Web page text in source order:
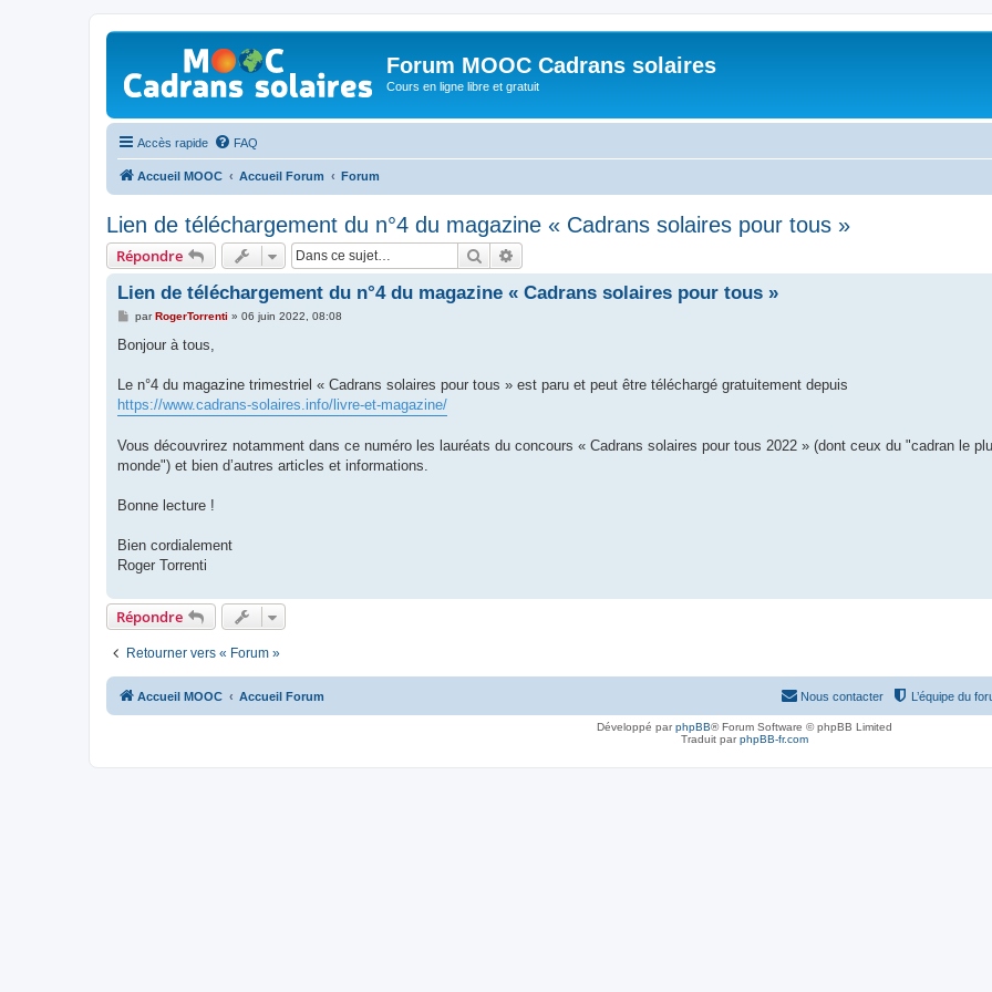
Forum MOOC Cadrans solaires
Cours en ligne libre et gratuit
Accès rapide FAQ
Accueil MOOC Accueil Forum Forum
Lien de téléchargement du n°4 du magazine « Cadrans solaires pour tous »
Répondre Rechercher
Lien de téléchargement du n°4 du magazine « Cadrans solaires pour tous »
M
s
g
parRogerTorrenti » 06 juin 2022, 08:08
Bonjour à tous,
Le n°4 du magazine trimestriel « Cadrans solaires pour tous » est paru et peut être téléchargé gratuitement depuis
https://www.cadrans-solaires.info/livre-et-magazine/
Vous découvrirez notamment dans ce numéro les lauréats du concours « Cadrans solaires pour tous 2022 » (dont ceux du "cadran le
monde") et bien d’autres articles et informations.
Bonne lecture !
Bien cordialement
Roger Torrenti
Répondre
Retourner vers « Forum »
Accueil MOOC Accueil Forum L’équipe du
Nous contacter
Développé parphpBB® Forum Software © phpBB Limited
Traduit parphpBB-fr.com